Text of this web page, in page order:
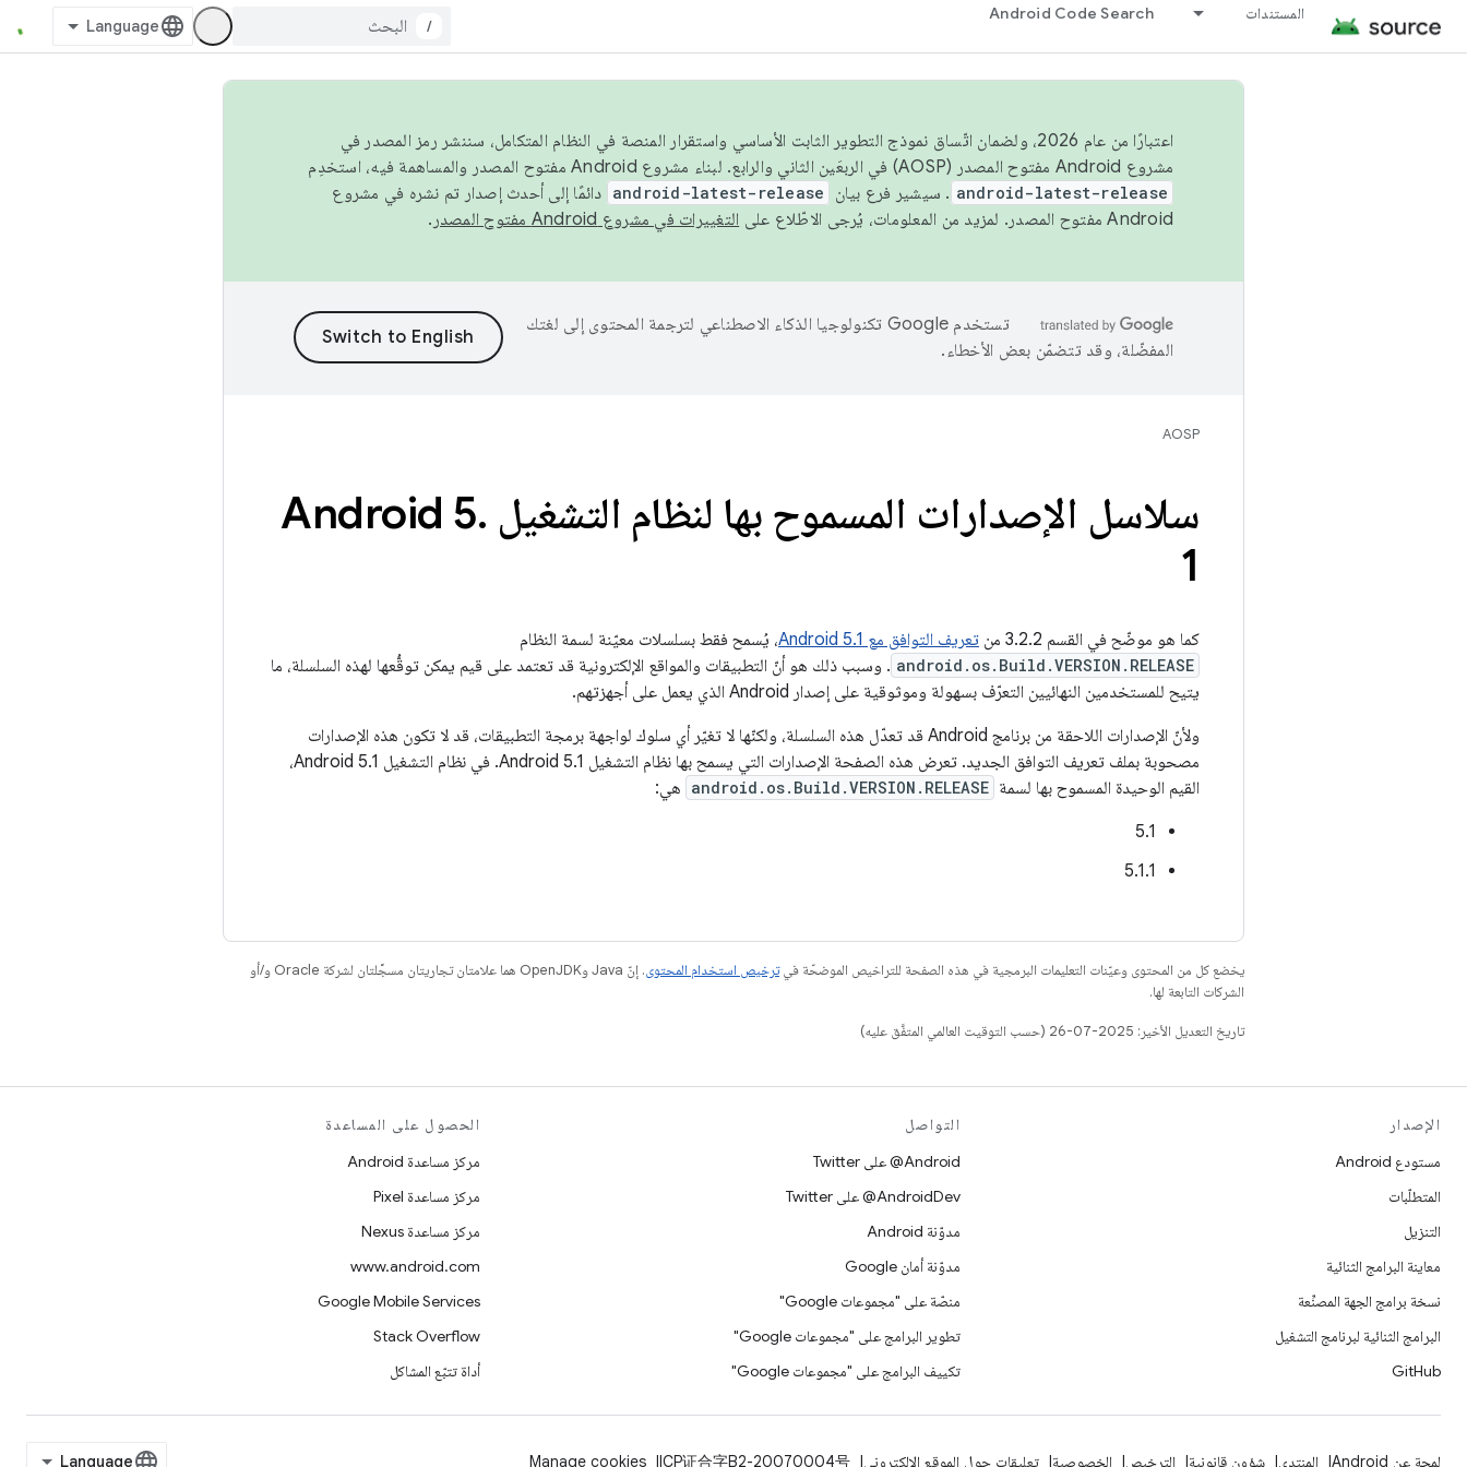
المستندات Android Code Search
/
اعتبارًا من عام 2026، ولضمان اتّساق نموذج التطوير الثابت الأساسي واستقرار المنصة في النظام المتكامل، سننشر رمز المصدر في
مشروع Android مفتوح المصدر (AOSP) في الربعَين الثاني والرابع. لبناء مشروع Android مفتوح المصدر والمساهمة فيه، استخدِم
android-latest-release . سيشير فرع بيان android-latest-release دائمًا إلى أحدث إصدار تم نشره في مشروع
Android مفتوح المصدر. لمزيد من المعلومات، يُرجى الاطّلاع على
التغييرات في مشروع Android مفتوح المصدر .
تستخدم Google تكنولوجيا الذكاء الاصطناعي لترجمة المحتوى إلى لغتك
المفضّلة، وقد تتضمّن بعض الأخطاء.
AOSP
سلاسل الإصدارات المسموح بها لنظام التشغيل Android 5 .
1
كما هو موضّح في القسم 3.2.2 من تعريف التوافق مع Android 5.1 ، يُسمح فقط بسلسلات معيّنة لسمة النظام
android.os.Build.VERSION.RELEASE . وسبب ذلك هو أنّ التطبيقات والمواقع الإلكترونية قد تعتمد على قيم يمكن توقُّعها لهذه السلسلة، ما
يتيح للمستخدمين النهائيين التعرّف بسهولة وموثوقية على إصدار Android الذي يعمل على أجهزتهم.
ولأنّ الإصدارات اللاحقة من برنامج Android قد تعدّل هذه السلسلة، ولكنّها لا تغيّر أي سلوك لواجهة برمجة التطبيقات، قد لا تكون هذه الإصدارات
مصحوبة بملف تعريف التوافق الجديد. تعرض هذه الصفحة الإصدارات التي يسمح بها نظام التشغيل Android 5.1. في نظام التشغيل Android 5.1،
القيم الوحيدة المسموح بها لسمة android.os.Build.VERSION.RELEASE هي:
5.1
5.1.1
يخضع كل من المحتوى وعيّنات التعليمات البرمجية في هذه الصفحة للتراخيص الموضحّة فيترخيص استخدام المحتوى
. إنّ Java وOpenJDK هما علامتان تجاريتان مسجَّلتان لشركة Oracle و/أو
الشركات التابعة لها.
تاريخ التعديل الأخير: 2025-07-26 (حسب التوقيت العالمي المتفَّق عليه)
الإصدار
مستودع Android
المتطلّبات
التنزيل
معاينة البرامج الثنائية
نسخة برامج الجهة المصنِّعة
البرامج الثنائية لبرنامج التشغيل
GitHub
التواصل
‎@Android على Twitter
‎@AndroidDev على Twitter
مدوّنة Android
مدوّنة أمان Google
منصّة على "مجموعات Google"
تطوير البرامج على "مجموعات Google"
تكييف البرامج على "مجموعات Google"
الحصول على المساعدة
مركز مساعدة Android
مركز مساعدة Pixel
مركز مساعدة Nexus
www.android.com
Google Mobile Services
Stack Overflow
أداة تتبّع المشاكل
لمحة عن Android المنتدى شؤون قانونية الترخيص الخصوصية تعليقات حول الموقع الإلكتروني ICP证合字B2-20070004号
Manage cookies